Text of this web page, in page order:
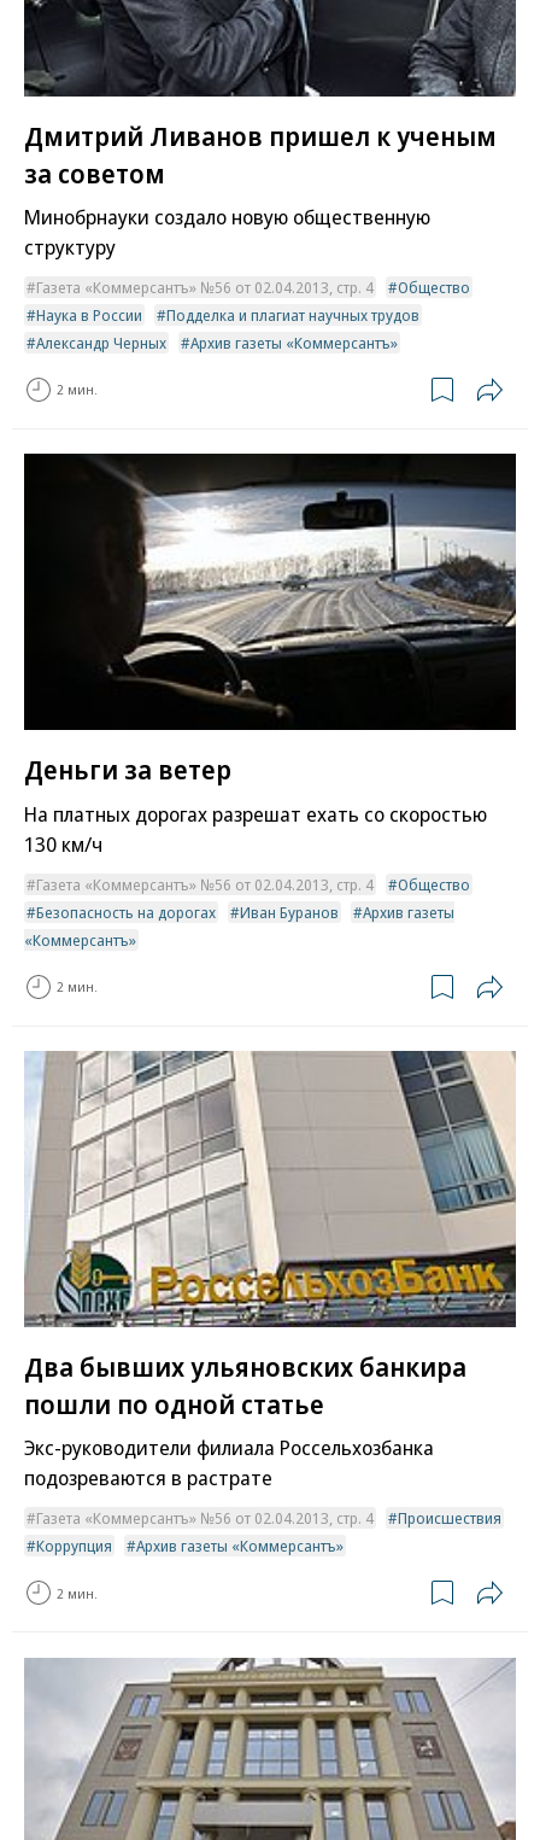
Дмитрий Ливанов пришел к ученым
за советом
Минобрнауки создало новую общественную
структуру
Газета «Коммерсантъ» №56 от 02.04.2013, стр. 4
Общество
Наука в России
Подделка и плагиат научных трудов
Александр Черных
Архив газеты «Коммерсантъ»
2 мин.
Деньги за ветер
На платных дорогах разрешат ехать со скоростью
130 км/ч
Газета «Коммерсантъ» №56 от 02.04.2013, стр. 4
Общество
Безопасность на дорогах
Иван Буранов
Архив газеты
«Коммерсантъ»
2 мин.
Два бывших ульяновских банкира
пошли по одной статье
Экс-руководители филиала Россельхозбанка
подозреваются в растрате
Газета «Коммерсантъ» №56 от 02.04.2013, стр. 4
Происшествия
Коррупция
Архив газеты «Коммерсантъ»
2 мин.